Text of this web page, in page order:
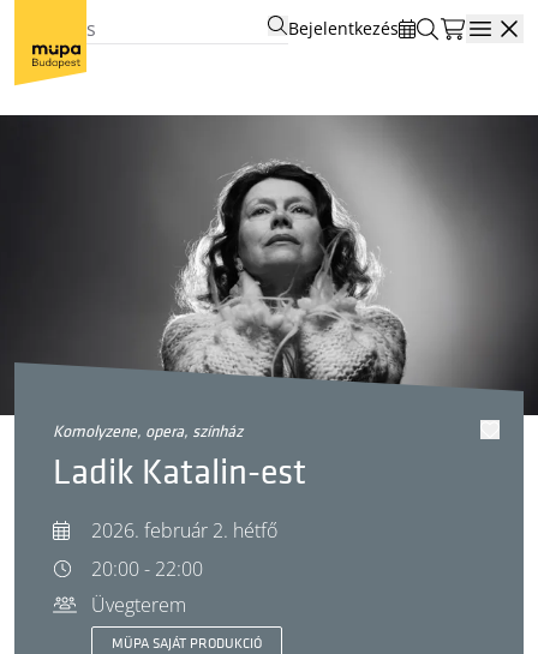
Bejelentkezés
komolyzene, opera, színház
Ladik Katalin-est
2026. február 2. hétfő
20:00 - 22:00
Üvegterem
MÜPA SAJÁT PRODUKCIÓ